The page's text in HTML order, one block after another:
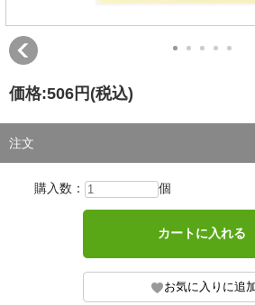
価格:506円 (税込)
注文
購入数： 個